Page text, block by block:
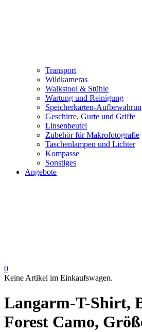
Transport
Wildkameras
Walkstool & Stühle
Wartung und Reinigung
Speicherkarten-
Geschirre, Gurte und Griffe
Linsenbeutel
Zubehör für Makrofotografie
Taschenlampen und Lichter
Kompasse
Sonstiges
Angebote
0
Keine Artikel im Einkaufswagen.
Langarm-T-Shirt,
Forest Camo,